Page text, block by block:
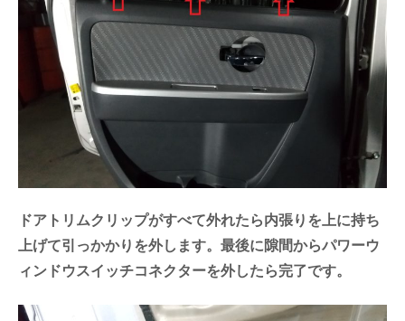
ドアトリムクリップがすべて外れたら内張りを上に持ち
上げて引っかかりを外します。最後に隙間からパワーウ
ィンドウスイッチコネクターを外したら完了です。